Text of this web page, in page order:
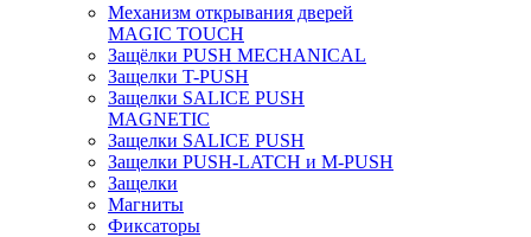
Механизм открывания дверей
MAGIC TOUCH
Защёлки PUSH MECHANICAL
Защелки T-PUSH
Защелки SALICE PUSH
MAGNETIC
Защелки SALICE PUSH
Защелки PUSH-LATCH и M-PUSH
Защелки
Магниты
Фиксаторы